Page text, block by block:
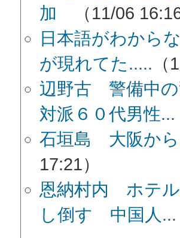
加
（11/06
日本語がわから
が現れてた.....
辺野古 警備中の
対派６０代男性...
石垣島 大阪か
17:21）
恩納村内 ホテル
し倒す 中国人...